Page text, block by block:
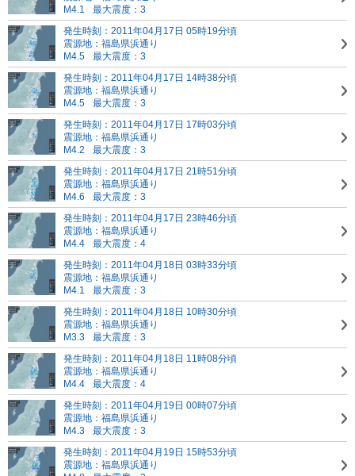
M4.1
最大震度：3
発生時刻：2011年04月17日 05時19分頃
震源地：福島県浜通り
M4.5
最大震度：3
発生時刻：2011年04月17日 14時38分頃
震源地：福島県浜通り
M4.5
最大震度：3
発生時刻：2011年04月17日 17時03分頃
震源地：福島県浜通り
M4.2
最大震度：3
発生時刻：2011年04月17日 21時51分頃
震源地：福島県浜通り
M4.6
最大震度：3
発生時刻：2011年04月17日 23時46分頃
震源地：福島県浜通り
M4.4
最大震度：4
発生時刻：2011年04月18日 03時33分頃
震源地：福島県浜通り
M4.1
最大震度：3
発生時刻：2011年04月18日 10時30分頃
震源地：福島県浜通り
M3.3
最大震度：3
発生時刻：2011年04月18日 11時08分頃
震源地：福島県浜通り
M4.4
最大震度：4
発生時刻：2011年04月19日 00時07分頃
震源地：福島県浜通り
M4.3
最大震度：3
発生時刻：2011年04月19日 15時53分頃
震源地：福島県浜通り